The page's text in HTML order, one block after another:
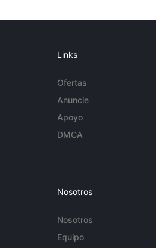
Links
Ofertas
Anuncie
Apoyo
DMCA
Nosotros
Nosotros
Equipo